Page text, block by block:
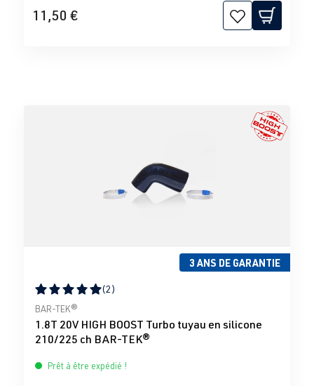
11,50 €
3 ANS DE GARANTIE
Note moyenne de 5 sur 5 étoiles
(2)
BAR-TEK®
1.8T 20V HIGH BOOST Turbo tuyau en silicone
210/225 ch BAR-TEK®
Prêt à être expédié !